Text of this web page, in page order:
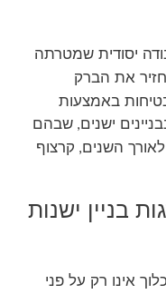
יסודית שמטרתה
את הברק
באמצעות
ישנים, שבהם
השנים, קרצוף
בניין ישנות
אינו רק על פני